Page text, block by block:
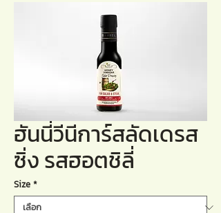
ฮันนี่วีนีการ์สลัดเดรส
ซิ่ง รสฮอตชิลี่
Size *